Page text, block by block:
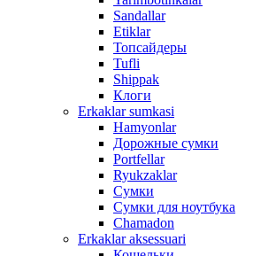
Sandallar
Etiklar
Топсайдеры
Tufli
Shippak
Клоги
Erkaklar sumkasi
Hamyonlar
Дорожные сумки
Portfellar
Ryukzaklar
Сумки
Сумки для ноутбука
Chamadon
Erkaklar aksessuari